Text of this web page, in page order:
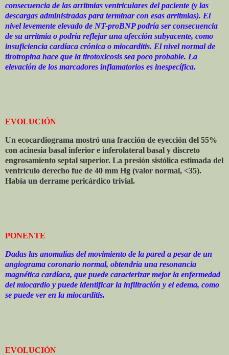
consecuencia de las arritmias ventriculares del paciente (y las
descargas administradas para terminar con esas arritmias). El
nivel levemente elevado de NT-proBNP podría ser consecuencia
de su arritmia o podría reflejar una afección subyacente, como
insuficiencia cardíaca crónica o miocarditis. El nivel normal de
tirotropina hace que la tirotoxicosis sea poco probable. La
elevación de los marcadores inflamatorios es inespecífica.
EVOLUCIÓN
Un ecocardiograma mostró una fracción de eyección del 55%
con acinesia basal inferior e inferolateral basal y discreto
engrosamiento septal superior. La presión sistólica estimada del
ventrículo derecho fue de 40 mm Hg (valor normal, <35).
Había un derrame pericárdico trivial.
PONENTE
Dadas las anomalías del movimiento de la pared a pesar de un
angiograma coronario normal, obtendría una resonancia
magnética cardíaca, que puede caracterizar mejor la enfermedad
del miocardio y puede identificar la infiltración y el edema, como
se puede ver en la miocarditis.
EVOLUCIÓN